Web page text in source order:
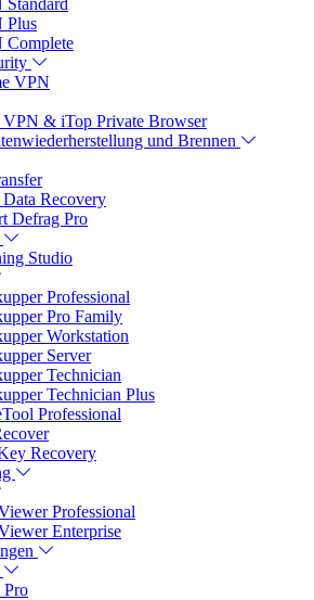
Standard
Plus
Complete
VPN
VPN & iTop Private Browser
und Brennen
Recovery
Defrag Pro
Studio
Professional
Pro Family
Workstation
Server
Technician
Technician Plus
Professional
Recovery
Professional
Enterprise
Pro